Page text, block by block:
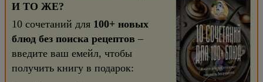
И ТО ЖЕ?
10 сочетаний для 100+ новых
блюд без поиска рецептов –
введите ваш емейл, чтобы
получить книгу в подарок: